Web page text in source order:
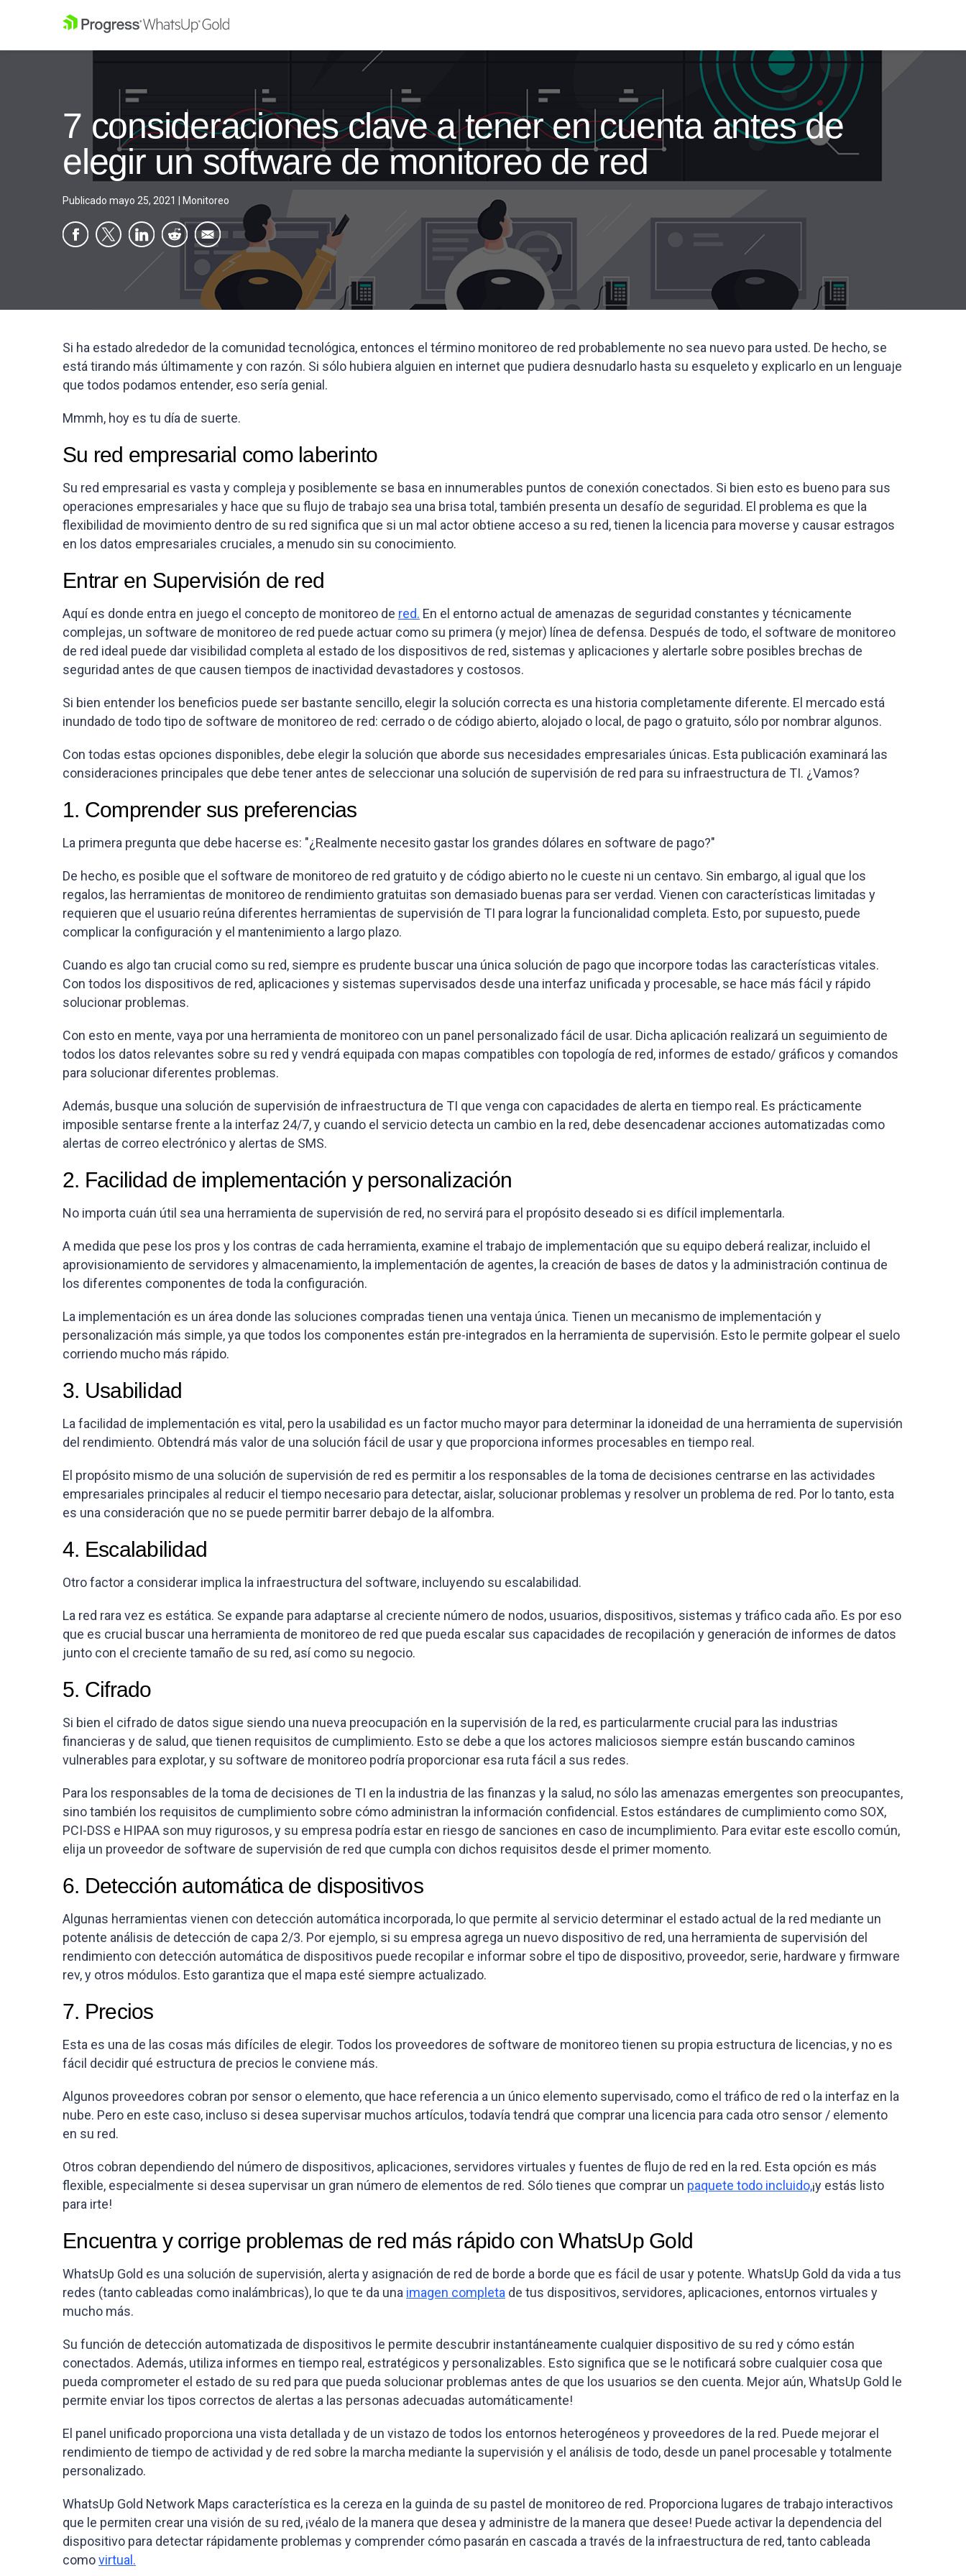
7 consideraciones clave a tener en cuenta antes de
elegir un software de monitoreo de red
Publicado mayo 25, 2021 Monitoreo
Si ha estado alrededor de la comunidad tecnológica, entonces el término monitoreo de red probablemente no sea nuevo para usted. De hecho, se
está tirando más últimamente y con razón. Si sólo hubiera alguien en internet que pudiera desnudarlo hasta su esqueleto y explicarlo en un lenguaje
que todos podamos entender, eso sería genial.
Mmmh, hoy es tu día de suerte.
Su red empresarial como laberinto
Su red empresarial es vasta y compleja y posiblemente se basa en innumerables puntos de conexión conectados. Si bien esto es bueno para sus
operaciones empresariales y hace que su flujo de trabajo sea una brisa total, también presenta un desafío de seguridad. El problema es que la
flexibilidad de movimiento dentro de su red significa que si un mal actor obtiene acceso a su red, tienen la licencia para moverse y causar estragos
en los datos empresariales cruciales, a menudo sin su conocimiento.
Entrar en Supervisión de red
Aquí es donde entra en juego el concepto de monitoreo de red. En el entorno actual de amenazas de seguridad constantes y técnicamente
complejas, un software de monitoreo de red puede actuar como su primera (y mejor) línea de defensa. Después de todo, el software de monitoreo
de red ideal puede dar visibilidad completa al estado de los dispositivos de red, sistemas y aplicaciones y alertarle sobre posibles brechas de
seguridad antes de que causen tiempos de inactividad devastadores y costosos.
Si bien entender los beneficios puede ser bastante sencillo, elegir la solución correcta es una historia completamente diferente. El mercado está
inundado de todo tipo de software de monitoreo de red: cerrado o de código abierto, alojado o local, de pago o gratuito, sólo por nombrar algunos.
Con todas estas opciones disponibles, debe elegir la solución que aborde sus necesidades empresariales únicas. Esta publicación examinará las
consideraciones principales que debe tener antes de seleccionar una solución de supervisión de red para su infraestructura de TI. ¿Vamos?
1. Comprender sus preferencias
La primera pregunta que debe hacerse es: "¿Realmente necesito gastar los grandes dólares en software de pago?"
De hecho, es posible que el software de monitoreo de red gratuito y de código abierto no le cueste ni un centavo. Sin embargo, al igual que los
regalos, las herramientas de monitoreo de rendimiento gratuitas son demasiado buenas para ser verdad. Vienen con características limitadas y
requieren que el usuario reúna diferentes herramientas de supervisión de TI para lograr la funcionalidad completa. Esto, por supuesto, puede
complicar la configuración y el mantenimiento a largo plazo.
Cuando es algo tan crucial como su red, siempre es prudente buscar una única solución de pago que incorpore todas las características vitales.
Con todos los dispositivos de red, aplicaciones y sistemas supervisados desde una interfaz unificada y procesable, se hace más fácil y rápido
solucionar problemas.
Con esto en mente, vaya por una herramienta de monitoreo con un panel personalizado fácil de usar. Dicha aplicación realizará un seguimiento de
todos los datos relevantes sobre su red y vendrá equipada con mapas compatibles con topología de red, informes de estado/ gráficos y comandos
para solucionar diferentes problemas.
Además, busque una solución de supervisión de infraestructura de TI que venga con capacidades de alerta en tiempo real. Es prácticamente
imposible sentarse frente a la interfaz 24/7, y cuando el servicio detecta un cambio en la red, debe desencadenar acciones automatizadas como
alertas de correo electrónico y alertas de SMS.
2. Facilidad de implementación y personalización
No importa cuán útil sea una herramienta de supervisión de red, no servirá para el propósito deseado si es difícil implementarla.
A medida que pese los pros y los contras de cada herramienta, examine el trabajo de implementación que su equipo deberá realizar, incluido el
aprovisionamiento de servidores y almacenamiento, la implementación de agentes, la creación de bases de datos y la administración continua de
los diferentes componentes de toda la configuración.
La implementación es un área donde las soluciones compradas tienen una ventaja única. Tienen un mecanismo de implementación y
personalización más simple, ya que todos los componentes están pre-integrados en la herramienta de supervisión. Esto le permite golpear el suelo
corriendo mucho más rápido.
3. Usabilidad
La facilidad de implementación es vital, pero la usabilidad es un factor mucho mayor para determinar la idoneidad de una herramienta de supervisión
del rendimiento. Obtendrá más valor de una solución fácil de usar y que proporciona informes procesables en tiempo real.
El propósito mismo de una solución de supervisión de red es permitir a los responsables de la toma de decisiones centrarse en las actividades
empresariales principales al reducir el tiempo necesario para detectar, aislar, solucionar problemas y resolver un problema de red. Por lo tanto, esta
es una consideración que no se puede permitir barrer debajo de la alfombra.
4. Escalabilidad
Otro factor a considerar implica la infraestructura del software, incluyendo su escalabilidad.
La red rara vez es estática. Se expande para adaptarse al creciente número de nodos, usuarios, dispositivos, sistemas y tráfico cada año. Es por eso
que es crucial buscar una herramienta de monitoreo de red que pueda escalar sus capacidades de recopilación y generación de informes de datos
junto con el creciente tamaño de su red, así como su negocio.
5. Cifrado
Si bien el cifrado de datos sigue siendo una nueva preocupación en la supervisión de la red, es particularmente crucial para las industrias
financieras y de salud, que tienen requisitos de cumplimiento. Esto se debe a que los actores maliciosos siempre están buscando caminos
vulnerables para explotar, y su software de monitoreo podría proporcionar esa ruta fácil a sus redes.
Para los responsables de la toma de decisiones de TI en la industria de las finanzas y la salud, no sólo las amenazas emergentes son preocupantes,
sino también los requisitos de cumplimiento sobre cómo administran la información confidencial. Estos estándares de cumplimiento como SOX,
PCI-DSS e HIPAA son muy rigurosos, y su empresa podría estar en riesgo de sanciones en caso de incumplimiento. Para evitar este escollo común,
elija un proveedor de software de supervisión de red que cumpla con dichos requisitos desde el primer momento.
6. Detección automática de dispositivos
Algunas herramientas vienen con detección automática incorporada, lo que permite al servicio determinar el estado actual de la red mediante un
potente análisis de detección de capa 2/3. Por ejemplo, si su empresa agrega un nuevo dispositivo de red, una herramienta de supervisión del
rendimiento con detección automática de dispositivos puede recopilar e informar sobre el tipo de dispositivo, proveedor, serie, hardware y firmware
rev, y otros módulos. Esto garantiza que el mapa esté siempre actualizado.
7. Precios
Esta es una de las cosas más difíciles de elegir. Todos los proveedores de software de monitoreo tienen su propia estructura de licencias, y no es
fácil decidir qué estructura de precios le conviene más.
Algunos proveedores cobran por sensor o elemento, que hace referencia a un único elemento supervisado, como el tráfico de red o la interfaz en la
nube. Pero en este caso, incluso si desea supervisar muchos artículos, todavía tendrá que comprar una licencia para cada otro sensor / elemento
en su red.
Otros cobran dependiendo del número de dispositivos, aplicaciones, servidores virtuales y fuentes de flujo de red en la red. Esta opción es más
flexible, especialmente si desea supervisar un gran número de elementos de red. Sólo tienes que comprar un paquete todo incluido,¡y estás listo
para irte!
Encuentra y corrige problemas de red más rápido con WhatsUp Gold
WhatsUp Gold es una solución de supervisión, alerta y asignación de red de borde a borde que es fácil de usar y potente. WhatsUp Gold da vida a tus
redes (tanto cableadas como inalámbricas), lo que te da una imagen completa de tus dispositivos, servidores, aplicaciones, entornos virtuales y
mucho más.
Su función de detección automatizada de dispositivos le permite descubrir instantáneamente cualquier dispositivo de su red y cómo están
conectados. Además, utiliza informes en tiempo real, estratégicos y personalizables. Esto significa que se le notificará sobre cualquier cosa que
pueda comprometer el estado de su red para que pueda solucionar problemas antes de que los usuarios se den cuenta. Mejor aún, WhatsUp Gold le
permite enviar los tipos correctos de alertas a las personas adecuadas automáticamente!
El panel unificado proporciona una vista detallada y de un vistazo de todos los entornos heterogéneos y proveedores de la red. Puede mejorar el
rendimiento de tiempo de actividad y de red sobre la marcha mediante la supervisión y el análisis de todo, desde un panel procesable y totalmente
personalizado.
WhatsUp Gold Network Maps característica es la cereza en la guinda de su pastel de monitoreo de red. Proporciona lugares de trabajo interactivos
que le permiten crear una visión de su red, ¡véalo de la manera que desea y administre de la manera que desee! Puede activar la dependencia del
dispositivo para detectar rápidamente problemas y comprender cómo pasarán en cascada a través de la infraestructura de red, tanto cableada
comovirtual.